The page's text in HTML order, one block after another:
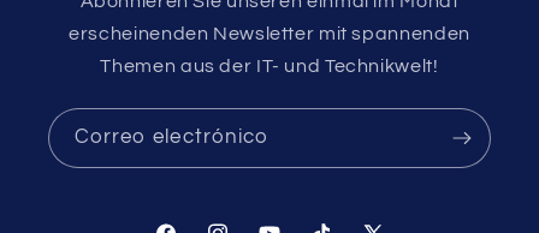
erscheinenden Newsletter mit spannenden
Themen aus der IT- und Technikwelt!
Correo electrónico